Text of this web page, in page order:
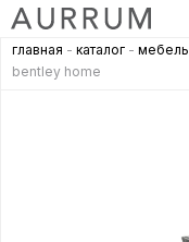
главная - каталог - мебель
bentley home